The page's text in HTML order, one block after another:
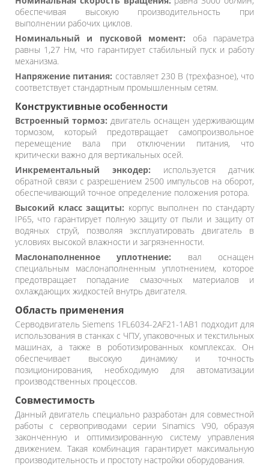
обеспечивая высокую производительность при
выполнении рабочих циклов.
Номинальный и пусковой момент: оба параметра
равны 1,27 Нм, что гарантирует стабильный пуск и работу
механизма.
Напряжение питания: составляет 230 В (трехфазное), что
соответствует стандартным промышленным сетям.
Конструктивные особенности
Встроенный тормоз: двигатель оснащен удерживающим
тормозом, который предотвращает самопроизвольное
перемещение вала при отключении питания, что
критически важно для вертикальных осей.
Инкрементальный энкодер: используется датчик
обратной связи с разрешением 2500 импульсов на оборот,
обеспечивающий точное определение положения ротора.
Высокий класс защиты: корпус выполнен по стандарту
IP65, что гарантирует полную защиту от пыли и защиту от
водяных струй, позволяя эксплуатировать двигатель в
условиях высокой влажности и загрязненности.
Маслонаполненное уплотнение: вал оснащен
специальным маслонаполненным уплотнением, которое
предотвращает попадание смазочных материалов и
охлаждающих жидкостей внутрь двигателя.
Область применения
Серводвигатель Siemens 1FL6034-2AF21-1AB1 подходит для
использования в станках с ЧПУ, упаковочных и текстильных
машинах, а также в роботизированных комплексах. Он
обеспечивает высокую динамику и точность
позиционирования, необходимую для автоматизации
производственных процессов.
Совместимость
Данный двигатель специально разработан для совместной
работы с сервоприводами серии Sinamics V90, образуя
законченную и оптимизированную систему управления
движением. Такая комбинация гарантирует максимальную
производительность и простоту настройки оборудования.